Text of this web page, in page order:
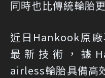
同時也比傳統輪胎
近日Hankook原
最新技術，據
airless輪胎具備高